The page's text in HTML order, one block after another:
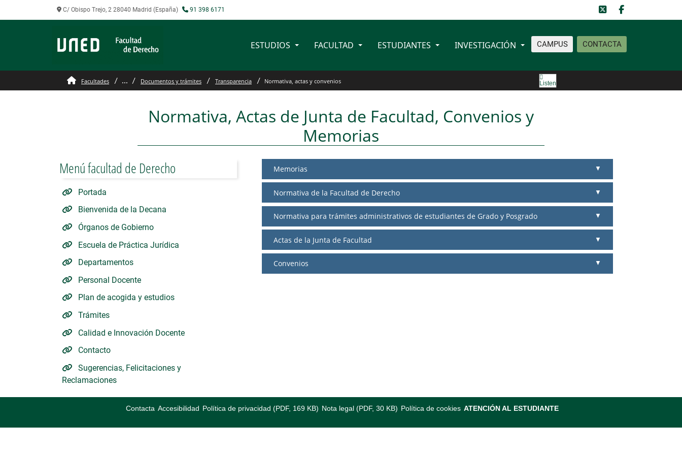
C/ Obispo Trejo, 2 28040 Madrid (España) 91 398 6171
CAMPUS CONTACTA
ESTUDIOS FACULTAD ESTUDIANTES INVESTIGACIÓN
Normativa, Actas de Junta de Facultad y Convenios
Facultades ... Documentos y trámites Transparencia Normativa, actas y convenios Listen
Normativa, Actas de Junta de Facultad, Convenios y
Memorias
Menú facultad de Derecho
Portada
Bienvenida de la Decana
Órganos de Gobierno
Escuela de Práctica Jurídica
Departamentos
Personal Docente
Plan de acogida y estudios
Trámites
Calidad e Innovación Docente
Contacto
Sugerencias, Felicitaciones y
Reclamaciones
Memorias
Normativa de la Facultad de Derecho
Normativa para trámites administrativos de estudiantes de Grado y Posgrado
Actas de la Junta de Facultad
Convenios
Contacta Accesibilidad Política de privacidad (PDF, 169 KB) Nota legal (PDF, 30 KB) Política de cookies ATENCIÓN AL ESTUDIANTE